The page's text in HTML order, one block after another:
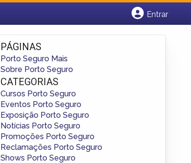
Entrar
Fazer login
Criar conta
PÁGINAS
Porto Seguro Mais
Sobre Porto Seguro
CATEGORIAS
Cursos Porto Seguro
Eventos Porto Seguro
Exposição Porto Seguro
Notícias Porto Seguro
Promoções Porto Seguro
Reclamações Porto Seguro
Shows Porto Seguro